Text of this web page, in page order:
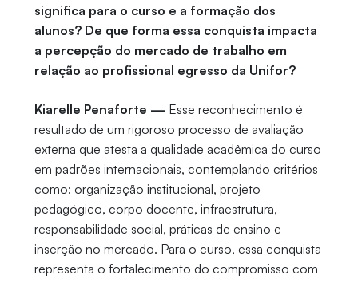
significa para o curso e a formação dos
alunos? De que forma essa conquista impacta
a percepção do mercado de trabalho em
relação ao profissional egresso da Unifor?
Kiarelle Penaforte — Esse reconhecimento é
resultado de um rigoroso processo de avaliação
externa que atesta a qualidade acadêmica do curso
em padrões internacionais, contemplando critérios
como: organização institucional, projeto
pedagógico, corpo docente, infraestrutura,
responsabilidade social, práticas de ensino e
inserção no mercado. Para o curso, essa conquista
representa o fortalecimento do compromisso com